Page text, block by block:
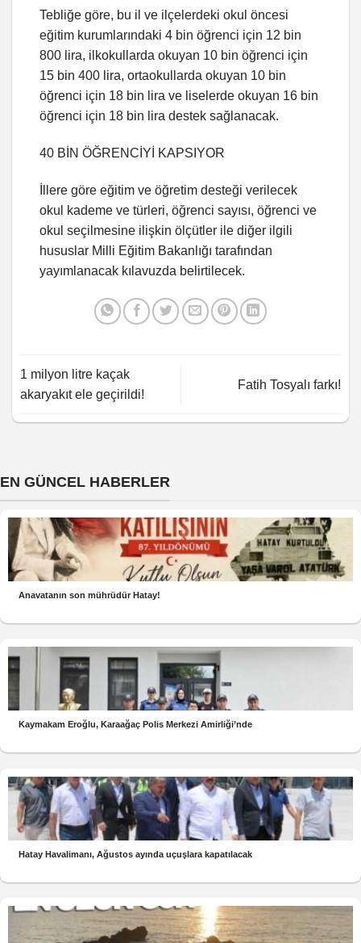
Tebliğe göre, bu il ve ilçelerdeki okul öncesi
eğitim kurumlarındaki 4 bin öğrenci için 12 bin
800 lira, ilkokullarda okuyan 10 bin öğrenci için
15 bin 400 lira, ortaokullarda okuyan 10 bin
öğrenci için 18 bin lira ve liselerde okuyan 16 bin
öğrenci için 18 bin lira destek sağlanacak.
40 BİN ÖĞRENCİYİ KAPSIYOR
İllere göre eğitim ve öğretim desteği verilecek
okul kademe ve türleri, öğrenci sayısı, öğrenci ve
okul seçilmesine ilişkin ölçütler ile diğer ilgili
hususlar Milli Eğitim Bakanlığı tarafından
yayımlanacak kılavuzda belirtilecek.
1 milyon litre kaçak
akaryakıt ele geçirildi!
Fatih Tosyalı farkı!
EN GÜNCEL HABERLER
Anavatanın son mührüdür Hatay!
Kaymakam Eroğlu, Karaağaç Polis Merkezi Amirliği’nde
Hatay Havalimanı, Ağustos ayında uçuşlara kapatılacak